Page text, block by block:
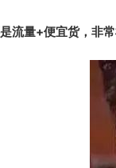
流量+便宜货，非常